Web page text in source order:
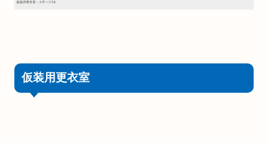
仮装用更衣室